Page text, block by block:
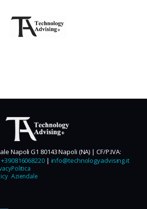
Napoli G1 80143 Napoli (NA) | CF/P.IVA:
+390816068220| info@technologyadvising.it
Politica
Aziendale